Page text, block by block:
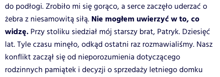
do podłogi. Zrobiło mi się gorąco, a serce zaczęło uderzać o
żebra z niesamowitą siłą. Nie mogłem uwierzyć w to, co
widzę. Przy stoliku siedział mój starszy brat, Patryk. Dziesięć
lat. Tyle czasu minęło, odkąd ostatni raz rozmawialiśmy. Nasz
konflikt zaczął się od nieporozumienia dotyczącego
rodzinnych pamiątek i decyzji o sprzedaży letniego domku